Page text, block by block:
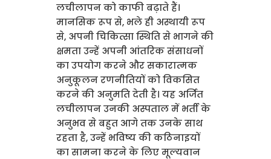
लचीलापन को काफी बढ़ाते हैं।
मानसिक रूप से, भले ही अस्थायी रूप
से, अपनी चिकित्सा स्थिति से भागने की
क्षमता उन्हें अपनी आंतरिक संसाधनों
का उपयोग करने और सकारात्मक
अनुकूलन रणनीतियों को विकसित
करने की अनुमति देती है। यह अर्जित
लचीलापन उनकी अस्पताल में भर्ती के
अनुभव से बहुत आगे तक उनके साथ
रहता है, उन्हें भविष्य की कठिनाइयों
का सामना करने के लिए मूल्यवान